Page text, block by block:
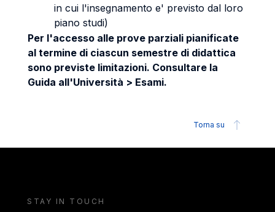
in cui l'insegnamento e' previsto dal loro
piano studi)
Per l'accesso alle prove parziali pianificate
al termine di ciascun semestre di didattica
sono previste limitazioni. Consultare la
Guida all'Università > Esami.
Torna su
STAY IN TOUCH